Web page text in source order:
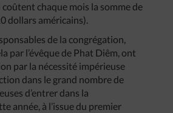
chaque mois la somme de
dollars américains).
de la congrégation,
par l’évêque de Phat Diêm, ont
par la nécessité impérieuse
dans le grand nombre de
d’entrer dans la
année, à l’issue du premier